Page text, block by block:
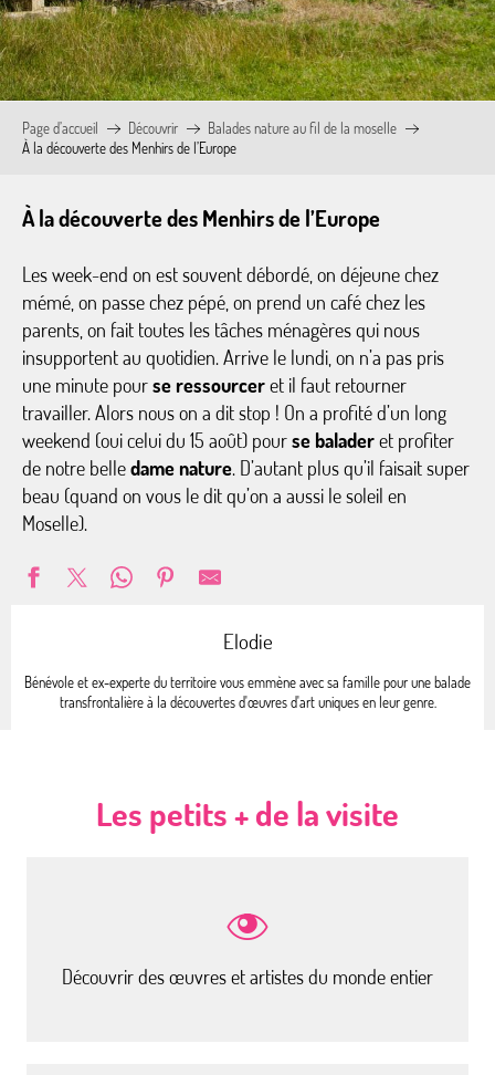
Page d’accueil Découvrir
Balades nature au fil de la moselle
À la découverte des Menhirs de l’Europe
À la découverte des Menhirs de l’Europe
Les week-end on est souvent débordé, on déjeune chez
mémé, on passe chez pépé, on prend un café chez les
parents, on fait toutes les tâches ménagères qui nous
insupportent au quotidien. Arrive le lundi, on n’a pas pris
une minute pourse ressourceret il faut retourner
travailler. Alors nous on a dit stop ! On a profité d’un long
weekend (oui celui du 15 août) pourse baladeret profiter
de notre belledame nature. D’autant plus qu’il faisait super
beau (quand on vous le dit qu’on a aussi le soleil en
Moselle).
Elodie
Bénévole et ex-experte du territoire vous emmène avec sa famille pour une balade
transfrontalière à la découvertes d'œuvres d'art uniques en leur genre.
Les petits + de la visite
Découvrir des œuvres et artistes du monde entier